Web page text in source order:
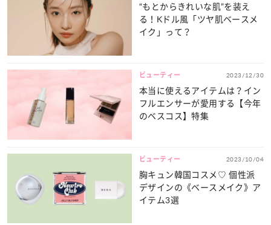
“もとからきれいな肌”を装え
る！Kドル風「ツヤ肌ベースメ
イク」って？
ビューティー 2023/12/30
本当に使えるアイテムは？イン
フルエンサーが愛用する【今年
のベスコス】特集
ビューティー 2023/10/04
胸キュン韓国コスメ♡ 個性派
デザインの《ベースメイク》ア
イテム3選